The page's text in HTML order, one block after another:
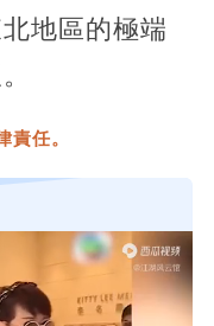
地區的極端
責任。